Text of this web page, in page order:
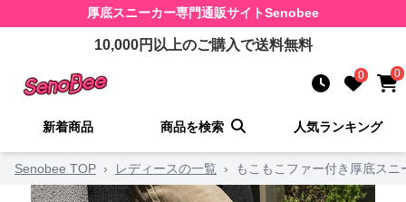
厚底スニーカー専門通販サイトSenobee
10,000円以上のご購入で送料無料
0 0
新着商品 商品を検索 人気ランキング
Senobee TOP › レディースの一覧 › もこもこファー付き厚底スニ